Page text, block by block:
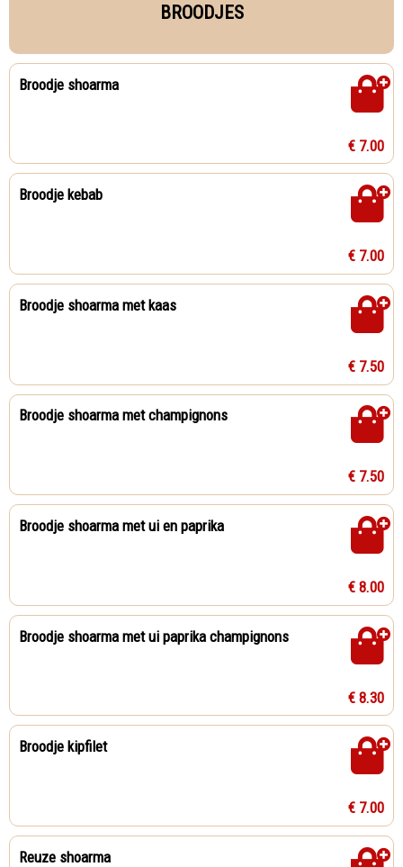
BROODJES
Broodje shoarma
€ 7.00
Broodje kebab
€ 7.00
Broodje shoarma met kaas
€ 7.50
Broodje shoarma met champignons
€ 7.50
Broodje shoarma met ui en paprika
€ 8.00
Broodje shoarma met ui paprika champignons
€ 8.30
Broodje kipfilet
€ 7.00
Reuze shoarma